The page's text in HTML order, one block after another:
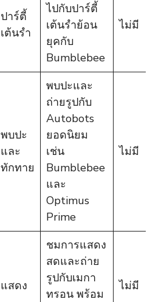
ปาร์ตี้
เต้นรำ
ไปกับปาร์ตี้
เต้นรำย้อน
ยุคกับ
Bumblebee
ไม่มี
พบปะ
และ
ทักทาย
พบปะและ
ถ่ายรูปกับ
Autobots
ยอดนิยม
เช่น
Bumblebee
และ
Optimus
Prime
ไม่มี
แสดง
ชมการแสดง
สดและถ่าย
รูปกับเมกา
ทรอน พร้อม
ไม่มี